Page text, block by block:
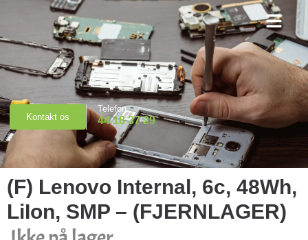
Kontakt os
Telefon
44 18 37 29
(F) Lenovo Internal, 6c, 48Wh,
LiIon, SMP – (FJERNLAGER)